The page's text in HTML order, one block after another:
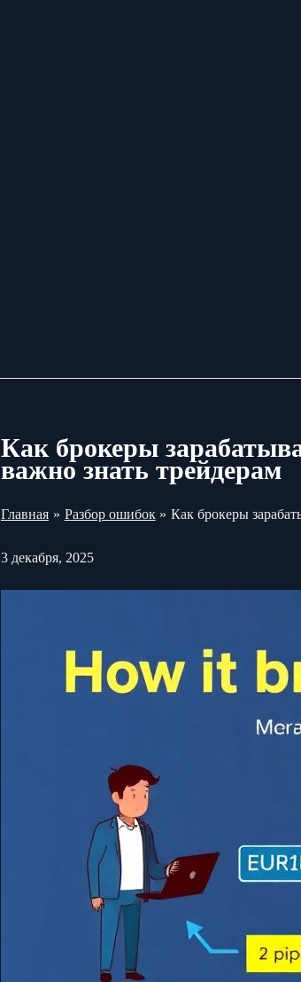
Как брокеры
важно знать трейдерам
Главная Разбор ошибок Как брокеры
3 декабря, 2025